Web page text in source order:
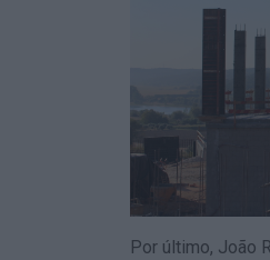
Por último, João